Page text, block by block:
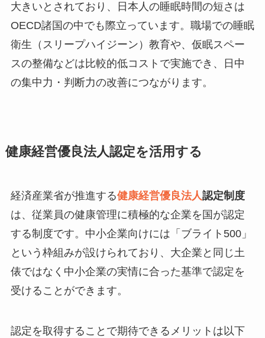
大きいとされており、日本人の睡眠時間の短さは
OECD諸国の中でも際立っています。職場での睡眠
衛生（スリープハイジーン）教育や、仮眠スペー
スの整備などは比較的低コストで実施でき、日中
の集中力・判断力の改善につながります。
健康経営優良法人認定を活用する
経済産業省が推進する健康経営優良法人認定制度
は、従業員の健康管理に積極的な企業を国が認定
する制度です。中小企業向けには「ブライト500」
という枠組みが設けられており、大企業と同じ土
俵ではなく中小企業の実情に合った基準で認定を
受けることができます。
認定を取得することで期待できるメリットは以下